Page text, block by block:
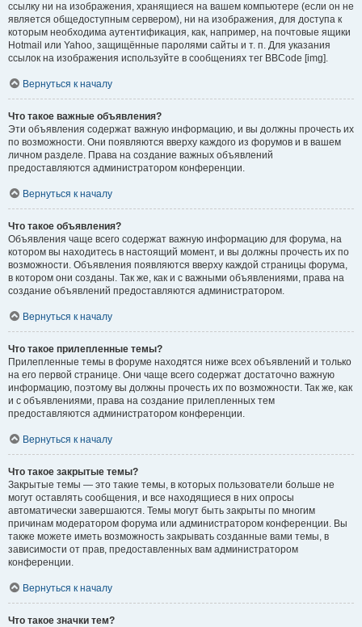
ссылку ни на изображения, хранящиеся на вашем компьютере (если он не
является общедоступным сервером), ни на изображения, для доступа к
которым необходима аутентификация, как, например, на почтовые ящики
Hotmail или Yahoo, защищённые паролями сайты и т. п. Для указания
ссылок на изображения используйте в сообщениях тег BBCode [img].
Вернуться к началу
Что такое важные объявления?
Эти объявления содержат важную информацию, и вы должны прочесть их
по возможности. Они появляются вверху каждого из форумов и в вашем
личном разделе. Права на создание важных объявлений
предоставляются администратором конференции.
Вернуться к началу
Что такое объявления?
Объявления чаще всего содержат важную информацию для форума, на
котором вы находитесь в настоящий момент, и вы должны прочесть их по
возможности. Объявления появляются вверху каждой страницы форума,
в котором они созданы. Так же, как и с важными объявлениями, права на
создание объявлений предоставляются администратором.
Вернуться к началу
Что такое прилепленные темы?
Прилепленные темы в форуме находятся ниже всех объявлений и только
на его первой странице. Они чаще всего содержат достаточно важную
информацию, поэтому вы должны прочесть их по возможности. Так же, как
и с объявлениями, права на создание прилепленных тем
предоставляются администратором конференции.
Вернуться к началу
Что такое закрытые темы?
Закрытые темы — это такие темы, в которых пользователи больше не
могут оставлять сообщения, и все находящиеся в них опросы
автоматически завершаются. Темы могут быть закрыты по многим
причинам модератором форума или администратором конференции. Вы
также можете иметь возможность закрывать созданные вами темы, в
зависимости от прав, предоставленных вам администратором
конференции.
Вернуться к началу
Что такое значки тем?